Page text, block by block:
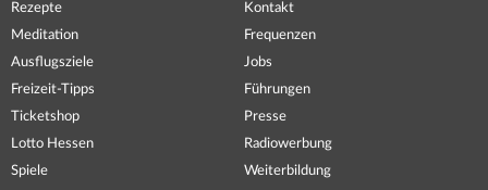
Rezepte
Meditation
Ausflugsziele
Freizeit-Tipps
Ticketshop
Lotto Hessen
Spiele
Kontakt
Frequenzen
Jobs
Führungen
Presse
Radiowerbung
Weiterbildung